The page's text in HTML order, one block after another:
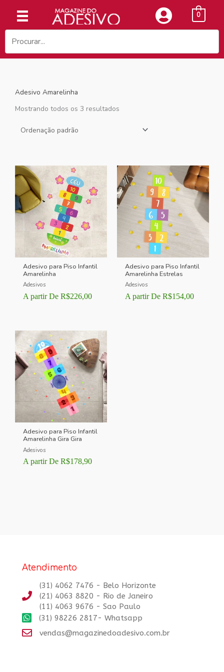
conteúdo
0
Adesivo Amarelinha
Mostrando todos os 3 resultados
Adesivo para Piso Infantil
Amarelinha
Adesivos
A partir De R$226,00
Adesivo para Piso Infantil
Amarelinha Estrelas
Adesivos
A partir De R$154,00
Adesivo para Piso Infantil
Amarelinha Gira Gira
Adesivos
A partir De R$178,90
Atendimento
(31) 4062 7476 - Belo Horizonte
(21) 4063 8820 - Rio de Janeiro
(11) 4063 9676 - Sao Paulo
(31) 98226 2817- Whatsapp
vendas@magazinedoadesivo.com.br